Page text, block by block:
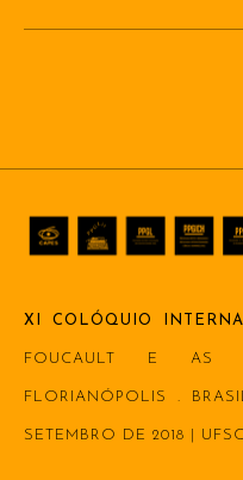
XI COLÓQUIO
FOUCAULT E AS
FLORIANÓPOLIS .
SETEMBRO DE 2018 |